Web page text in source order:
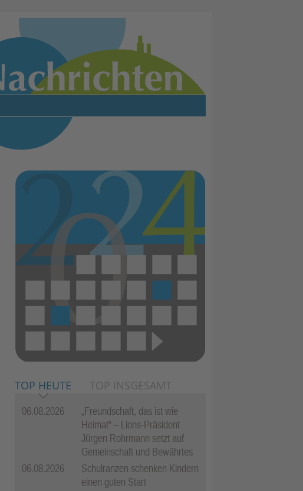
TOP HEUTE TOP INSGESAMT
06.08.2026
„Freundschaft, das ist wie
Heimat“ – Lions-Präsident
Jürgen Rohrmann setzt auf
Gemeinschaft und Bewährtes
06.08.2026
Schulranzen schenken Kindern
einen guten Start